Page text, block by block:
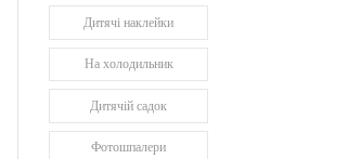
Дитячі наклейки
На холодильник
Дитячій садок
Фотошпалери